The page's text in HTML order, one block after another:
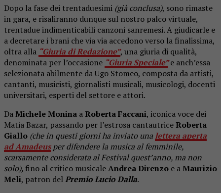
Dopo la fase dei trentaduesimi (già conclusa), sono rimaste
in gara, e risaliranno dunque sul nostro palco virtuale,
trentadue indimenticabili canzoni sanremesi. A giudicarle e
a decretare i brani che via via accedono verso la finalissima,
oltra alla “Giuria di Redazione”, una giuria di qualità,
denominata per l’occasione “Giuria Speciale” e anch’essa
selezionata abilmente da Ugo Stomeo, composta da artisti,
cantanti, musicisti, giornalisti musicali, musicologi, docenti
universitari, esperti del settore e attori.
DaMichele Monina a Roberta Faccani, iconica voce dei
Matia Bazar, passando per l’estrosa cantautrice Roberta
Giallo (che in questi giorni ha inviato unalettera aperta
ad Amadeusper difendere la musica al femminile,
scarsamente considerata al Festival quest’anno, ma non
solo),fino al critico musicaleAndrea Direnzo e aMaurizio
Meli, patron delPremio Lucio Dalla.